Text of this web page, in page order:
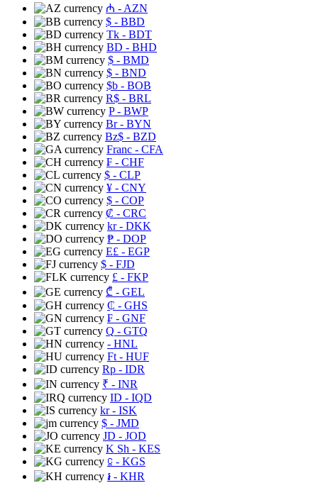
₼ - AZN
$ - BBD
Tk - BDT
BD - BHD
$ - BMD
$ - BND
$b - BOB
R$ - BRL
P- BWP
Br- BYN
Bz$ - BZD
Franc - CFA
₣ - CHF
$ - CLP
¥ - CNY
$ - COP
₡ - CRC
kr- DKK
₱ - DOP
E£ - EGP
$ - FJD
£ - FKP
₾ - GEL
₵ - GHS
₣ - GNF
Q - GTQ
- HNL
Ft - HUF
Rp - IDR
₹ - INR
ID - IQD
kr- ISK
$ - JMD
JD - JOD
K Sh - KES
⃀ - KGS
៛ - KHR